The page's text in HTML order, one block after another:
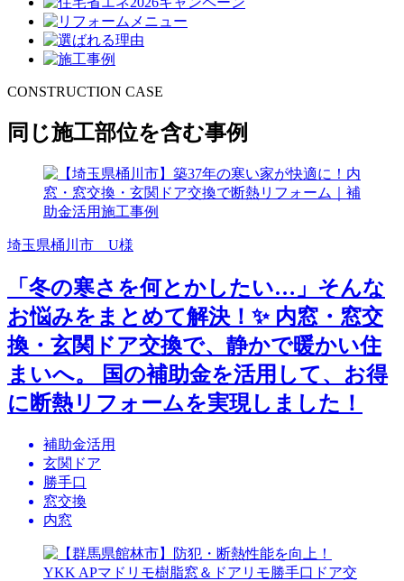
CONSTRUCTION CASE
同じ施工部位を含む事例
埼玉県桶川市 U様
「冬の寒さを何とかしたい…」そんな
お悩みをまとめて解決！✨ 内窓・窓交
換・玄関ドア交換で、静かで暖かい住
まいへ。 国の補助金を活用して、お得
に断熱リフォームを実現しました！
補助金活用
玄関ドア
勝手口
窓交換
内窓